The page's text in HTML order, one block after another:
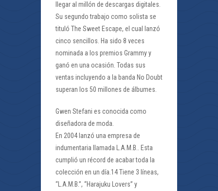
llegar al millón de descargas digitales.
Su segundo trabajo como solista se
tituló The Sweet Escape, el cual lanzó
cinco sencillos. Ha sido 8 veces
nominada a los premios Grammy y
ganó en una ocasión. Todas sus
ventas incluyendo a la banda No Doubt
superan los 50 millones de álbumes.
Gwen Stefani es conocida como
diseñadora de moda.
En 2004 lanzó una empresa de
indumentaria llamada L.A.M.B.. Esta
cumplió un récord de acabar toda la
colección en un día.14 Tiene 3 líneas,
“L.A.M.B.”, “Harajuku Lovers” y